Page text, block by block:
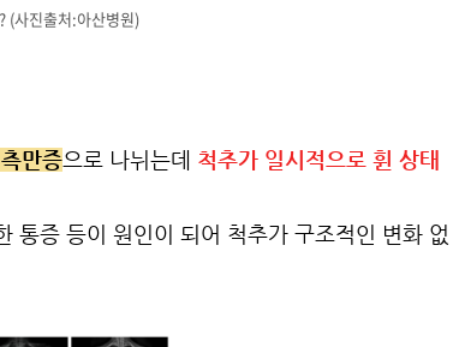
(사진출처:아산병원)
만증으로 나뉘는데 척추가 일시적으로 휜 상태
통증 등이 원인이 되어 척추가 구조적인 변화 없